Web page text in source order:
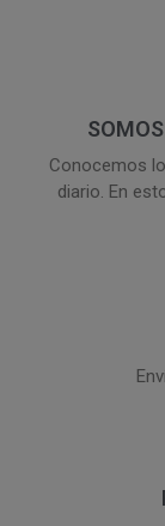
Conocemos
diario. En